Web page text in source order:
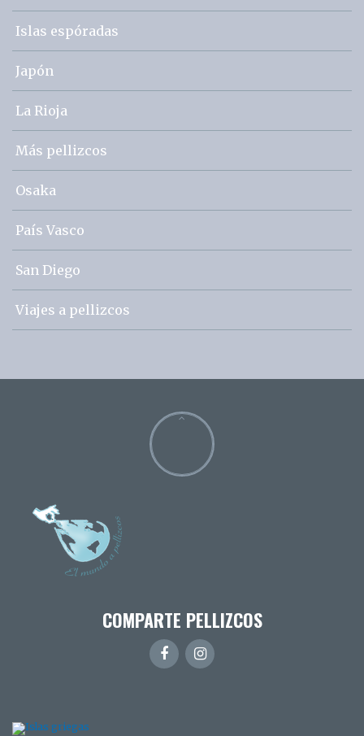
Islas espóradas
Japón
La Rioja
Más pellizcos
Osaka
País Vasco
San Diego
Viajes a pellizcos
COMPARTE PELLIZCOS